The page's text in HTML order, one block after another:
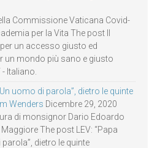
Commissione Vaticana Covid-
per la Vita The post Il
un accesso giusto ed
un mondo più sano e giusto
Italiano.
uomo di parola”, dietro le quinte
Wenders Dicembre 29, 2020
di monsignor Dario Edoardo
The post LEV: “Papa
dietro le quinte